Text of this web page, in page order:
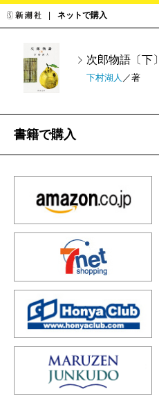
ネットで購入
次郎物語〔下〕
下村湖人 ／著
書籍で購入